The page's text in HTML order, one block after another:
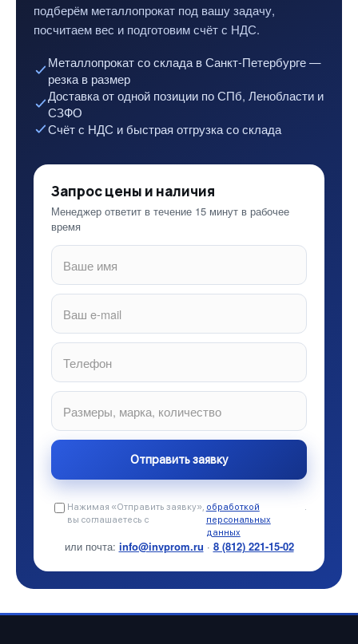
подберём металлопрокат под вашу задачу,
посчитаем вес и подготовим счёт с НДС.
Металлопрокат со склада в Санкт-Петербурге —
резка в размер
Доставка от одной позиции по СПб, Ленобласти и
СЗФО
Счёт с НДС и быстрая отгрузка со склада
Запрос цены и наличия
Менеджер ответит в течение 15 минут в рабочее
время
Нажимая «Отправить заявку»,
вы соглашаетесь с
обработкой
персональных
данных
.
или почта: info@invprom.ru · 8 (812) 221-15-02